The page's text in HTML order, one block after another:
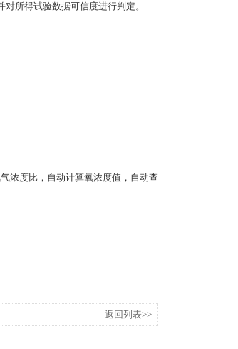
所得试验数据可信度进行判定。
浓度比，自动计算氧浓度值，自动查
返回列表>>